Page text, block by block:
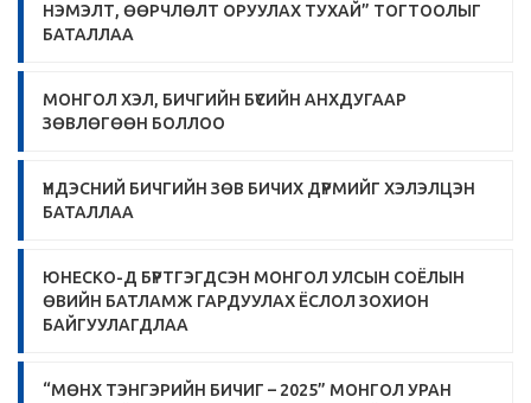
НЭМЭЛТ, ӨӨРЧЛӨЛТ ОРУУЛАХ ТУХАЙ” ТОГТООЛЫГ
БАТАЛЛАА
МОНГОЛ ХЭЛ, БИЧГИЙН БҮСИЙН АНХДУГААР
ЗӨВЛӨГӨӨН БОЛЛОО
ҮНДЭСНИЙ БИЧГИЙН ЗӨВ БИЧИХ ДҮРМИЙГ ХЭЛЭЛЦЭН
БАТАЛЛАА
ЮНЕСКО-Д БҮРТГЭГДСЭН МОНГОЛ УЛСЫН СОЁЛЫН
ӨВИЙН БАТЛАМЖ ГАРДУУЛАХ ЁСЛОЛ ЗОХИОН
БАЙГУУЛАГДЛАА
“МӨНХ ТЭНГЭРИЙН БИЧИГ – 2025” МОНГОЛ УРАН